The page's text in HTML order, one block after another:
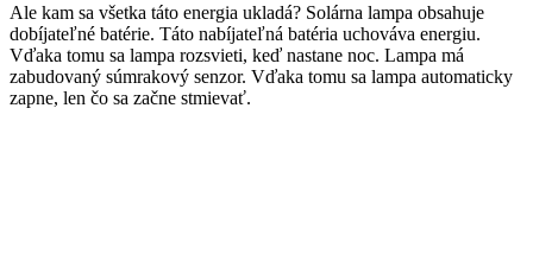
Ale kam sa všetka táto energia ukladá? Solárna lampa obsahuje
dobíjateľné batérie. Táto nabíjateľná batéria uchováva energiu.
Vďaka tomu sa lampa rozsvieti, keď nastane noc. Lampa má
zabudovaný súmrakový senzor. Vďaka tomu sa lampa automaticky
zapne, len čo sa začne stmievať.